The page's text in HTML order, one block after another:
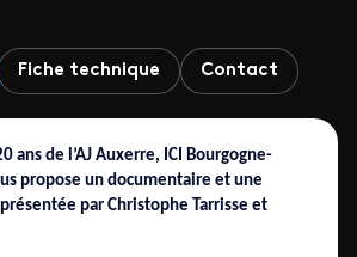
Fiche technique Contact
ans de l’AJ Auxerre, ICI Bourgogne-
propose un documentaire et une
par Christophe Tarrisse et